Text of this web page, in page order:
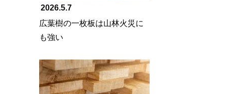
2026.5.7
広葉樹の一枚板は山林火災に
も強い